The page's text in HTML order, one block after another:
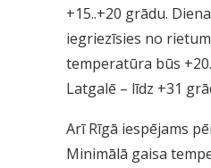
+15..+20 grādu.
iegriezīsies no
temperatūra būs
Latgalē – līdz +31
Arī Rīgā iespējams
Minimālā gaisa